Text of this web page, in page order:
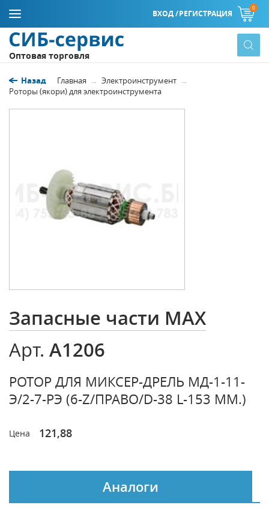
ВХОД /РЕГИСТРАЦИЯ
0
Оптовая торговля
Назад Главная
Электроинструмент
Роторы (якори) для электроинструмента
Запасные части MAX
Арт. A1206
РОТОР ДЛЯ МИКСЕР-ДРЕЛЬ МД-1-11-
Э/2-7-РЭ (6-Z/ПРАВО/D-38 L-153 ММ.)
Цена 121,88
Аналоги